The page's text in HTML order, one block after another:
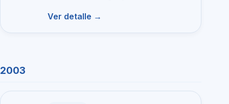
Ver detalle →
2003